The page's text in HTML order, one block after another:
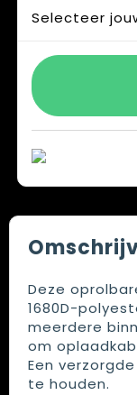
Selecteer
Deze
1680D-
meerdere
om
Een
te houden.